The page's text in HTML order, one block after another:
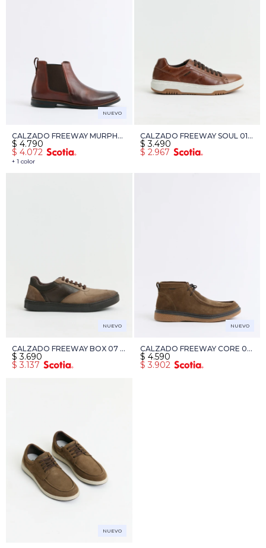
NUEVO
CALZADO FREEWAY MURPHY
02 - CAMEL
+ 1 color
$ 4.790
$ 4.072
CALZADO FREEWAY SOUL 01 -
MARRON
$ 3.490
$ 2.967
NUEVO
CALZADO FREEWAY BOX 07 -
MARRON
$ 3.690
$ 3.137
NUEVO
CALZADO FREEWAY CORE 04
- MARRON
$ 4.590
$ 3.902
NUEVO